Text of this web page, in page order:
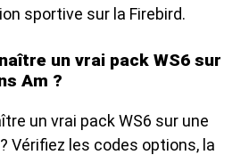
sportive sur la Firebird.
un vrai pack WS6 sur
Am ?
un vrai pack WS6 sur une
Vérifiez les codes options, la